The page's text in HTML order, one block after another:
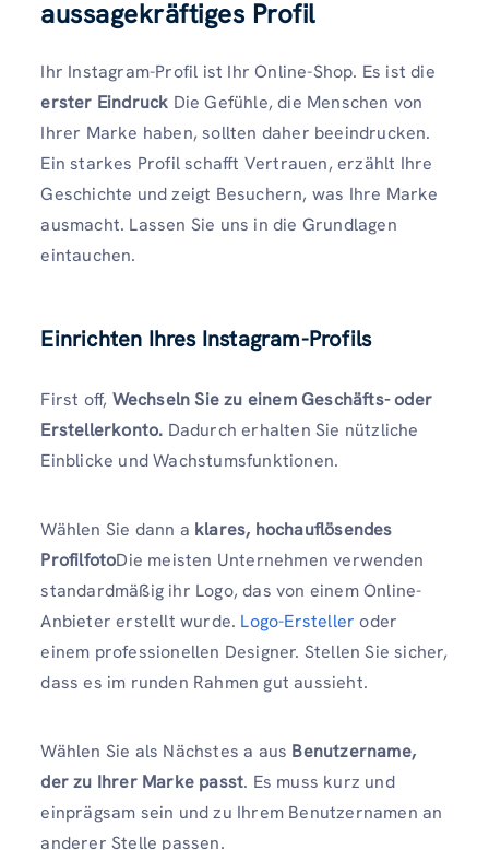
aussagekräftiges Profil
Ihr Instagram-Profil ist Ihr Online-Shop. Es ist die
erster Eindruck Die Gefühle, die Menschen von
Ihrer Marke haben, sollten daher beeindrucken.
Ein starkes Profil schafft Vertrauen, erzählt Ihre
Geschichte und zeigt Besuchern, was Ihre Marke
ausmacht. Lassen Sie uns in die Grundlagen
eintauchen.
Einrichten Ihres Instagram-Profils
First off, Wechseln Sie zu einem Geschäfts- oder
Erstellerkonto. Dadurch erhalten Sie nützliche
Einblicke und Wachstumsfunktionen.
Wählen Sie dann a klares, hochauflösendes
ProfilfotoDie meisten Unternehmen verwenden
standardmäßig ihr Logo, das von einem Online-
Anbieter erstellt wurde. Logo-Ersteller oder
einem professionellen Designer. Stellen Sie sicher,
dass es im runden Rahmen gut aussieht.
Wählen Sie als Nächstes a aus Benutzername,
der zu Ihrer Marke passt. Es muss kurz und
einprägsam sein und zu Ihrem Benutzernamen an
anderer Stelle passen.